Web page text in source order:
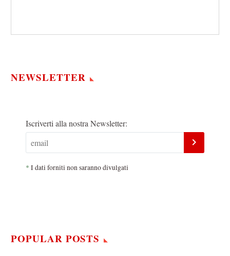
NEWSLETTER
Iscriverti alla nostra Newsletter:
* I dati forniti non saranno divulgati
POPULAR POSTS